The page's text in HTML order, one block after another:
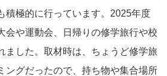
積極的に行っています。2025年度
会や運動会、日帰りの修学旅行や校
ました。取材時は、ちょうど修学旅
ングだったので、持ち物や集合場所